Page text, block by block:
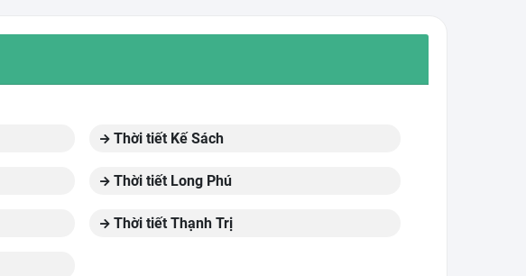
Thời tiết Kế Sách
Thời tiết Long Phú
Thời tiết Thạnh Trị